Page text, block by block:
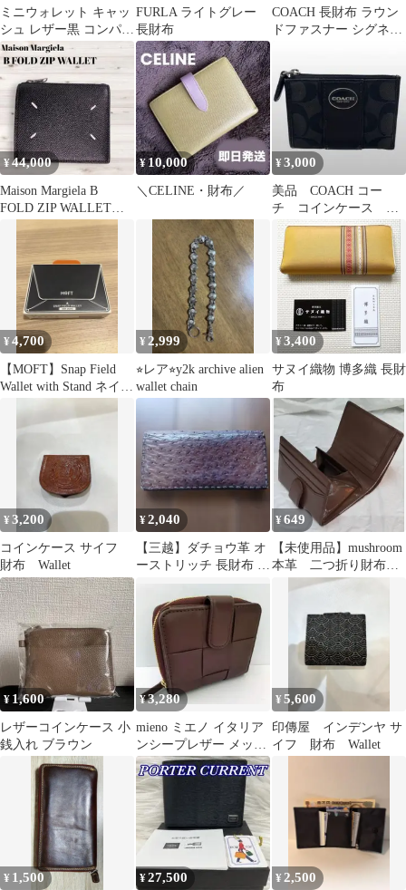
ミニウォレット キャッ
シュ レザー黒 コンパク
ト財布 エブリデイ
FURLA ライトグレー
長財布
COACH 長財布 ラウン
ドファスナー シグネチ
¥44,000
Maison Margiela B
FOLD ZIP WALLET
¥10,000
＼CELINE・財布／
¥3,000
美品 COACH コー
チ コインケース ポ
ーチ ブラック archive
y2k
¥4,700
【MOFT】Snap Field
Wallet with Stand ネイビ
¥ 2,999
⭐︎レア⭐︎y2k archive alien
wallet chain
¥3,400
サヌイ織物 博多織 長財
布
¥3,200
コインケース サイフ
財布 Wallet
¥2,040
【三越】ダチョウ革 オ
ーストリッチ 長財布 ブ
¥649
【未使用品】mushroom
本革 二つ折り財布
ブラウン パテントレ
¥ 1,600
レザーコインケース 小
銭入れ ブラウン
¥3,280
mieno ミエノ イタリア
ンシープレザー メッシ
ュ 二つ折り財布 (ボル
ドー)
¥5,600
印傳屋 インデンヤ サ
イフ 財布 Wallet
¥ 1,500 ¥27,500 ¥ 2,500